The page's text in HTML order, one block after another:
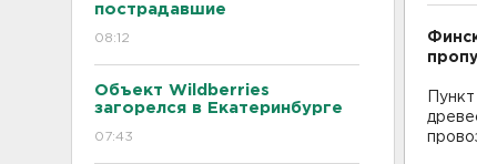
пострадавшие
08:12
Объект Wildberries
загорелся в Екатеринбурге
07:43